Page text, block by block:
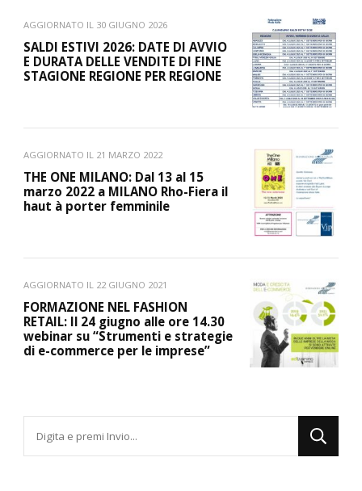
AGGIORNATO IL 30 GIUGNO 2026
SALDI ESTIVI 2026: DATE DI AVVIO
E DURATA DELLE VENDITE DI FINE
STAGIONE REGIONE PER REGIONE
AGGIORNATO IL 21 MARZO 2022
THE ONE MILANO: Dal 13 al 15
marzo 2022 a MILANO Rho-Fiera il
haut à porter femminile
AGGIORNATO IL 22 GIUGNO 2021
FORMAZIONE NEL FASHION
RETAIL: Il 24 giugno alle ore 14.30
webinar su “Strumenti e strategie
di e-commerce per le imprese”